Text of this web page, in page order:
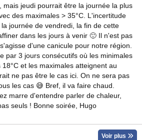
mais jeudi pourrait être la journée la plus
des maximales > 35°C. L'incertitude
journée de vendredi, la fin de cette
dans les jours à venir 🙂 Il n'est pas
d'une canicule pour notre région.
par 3 jours consécutifs où les minimales
et les maximales atteignent au
ne pas être le cas ici. On ne sera pas
les cas 😅 Bref, il va faire chaud.
marre d'entendre parler de chaleur,
seuls ! Bonne soirée, Hugo
Voir plus